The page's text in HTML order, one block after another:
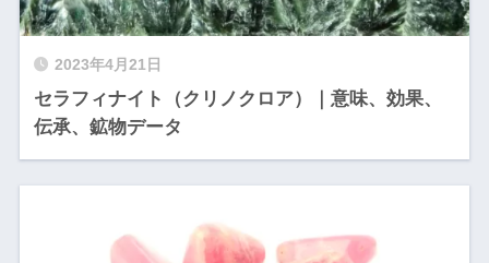
2023年4月21日
セラフィナイト（クリノクロア）｜意味、効果、
伝承、鉱物データ